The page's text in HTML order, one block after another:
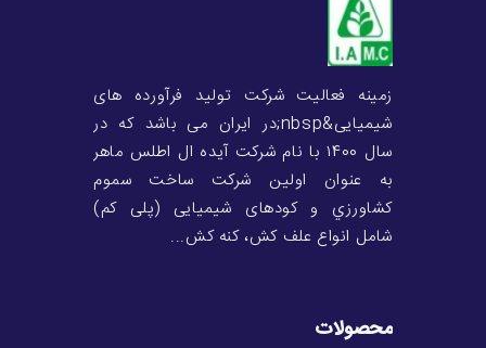
زمینه فعالیت شرکت تولید فرآورده های
شیمیایی&nbsp;در ایران می باشد که در
سال ۱400 با نام شرکت آیده ال اطلس ماهر
به عنوان اولین شرکت ساخت سموم
کشاورزي و کودهای شیمیایی (پلی کم)
شامل انواع علف کش، کنه کش...
محصولات